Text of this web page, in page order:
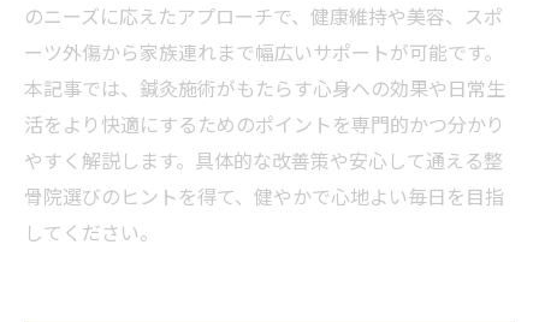
のニーズに応えたアプローチで、健康維持や美容、スポ
ーツ外傷から家族連れまで幅広いサポートが可能です。
本記事では、鍼灸施術がもたらす心身への効果や日常生
活をより快適にするためのポイントを専門的かつ分かり
やすく解説します。具体的な改善策や安心して通える整
骨院選びのヒントを得て、健やかで心地よい毎日を目指
してください。